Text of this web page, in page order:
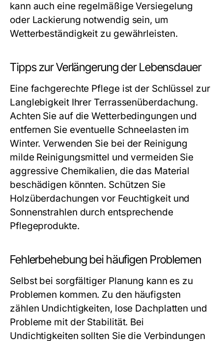
kann auch eine regelmäßige Versiegelung
oder Lackierung notwendig sein, um
Wetterbeständigkeit zu gewährleisten.
Tipps zur Verlängerung der Lebensdauer
Eine fachgerechte Pflege ist der Schlüssel zur
Langlebigkeit Ihrer Terrassenüberdachung.
Achten Sie auf die Wetterbedingungen und
entfernen Sie eventuelle Schneelasten im
Winter. Verwenden Sie bei der Reinigung
milde Reinigungsmittel und vermeiden Sie
aggressive Chemikalien, die das Material
beschädigen könnten. Schützen Sie
Holzüberdachungen vor Feuchtigkeit und
Sonnenstrahlen durch entsprechende
Pflegeprodukte.
Fehlerbehebung bei häufigen Problemen
Selbst bei sorgfältiger Planung kann es zu
Problemen kommen. Zu den häufigsten
zählen Undichtigkeiten, lose Dachplatten und
Probleme mit der Stabilität. Bei
Undichtigkeiten sollten Sie die Verbindungen